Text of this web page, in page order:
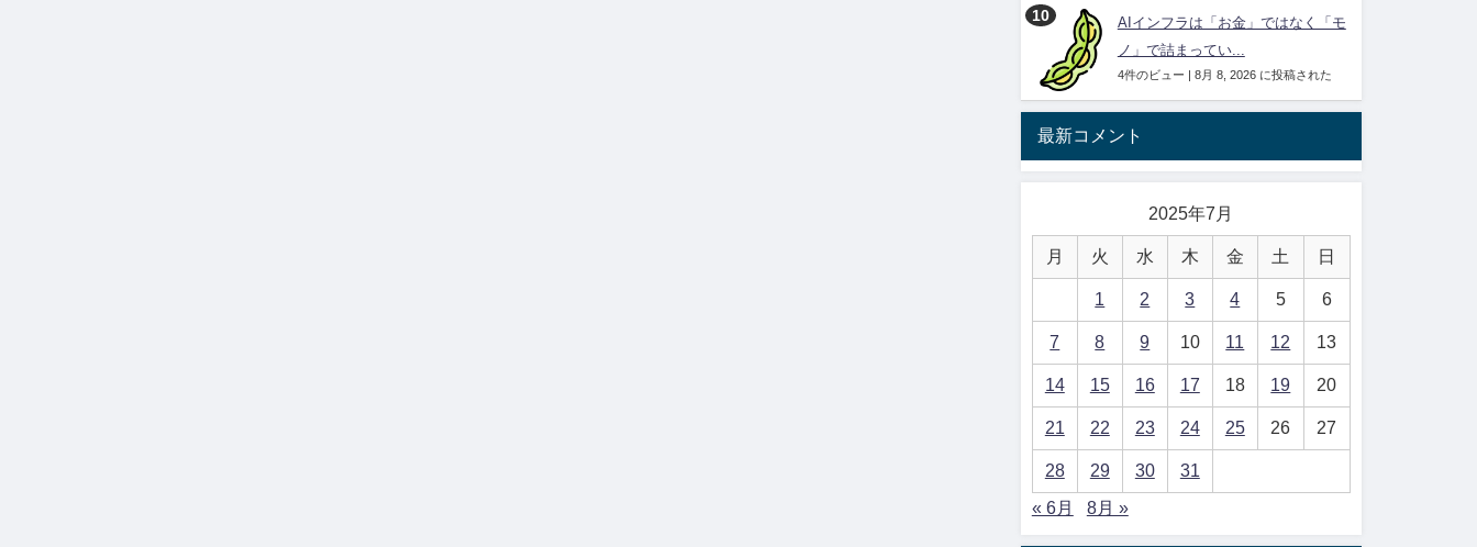
AIインフラは「お金」ではなく「モ
ノ」で詰まってい...
4件のビュー | 8月 8, 2026 に投稿された
最新コメント
2025年7月
月 火 水 木 金 土 日
1 2 3 4 5 6
7 8 9 10 11 12 13
14 15 16 17 18 19 20
21 22 23 24 25 26 27
28 29 30
31
« 6月
8月 »